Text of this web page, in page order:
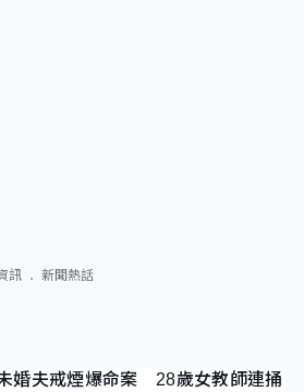
訊 新聞熱話
婚夫戒煙爆命案 28歲女教師連捅